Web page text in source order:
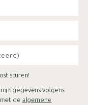
sturen!
gegevens volgens
de algemene